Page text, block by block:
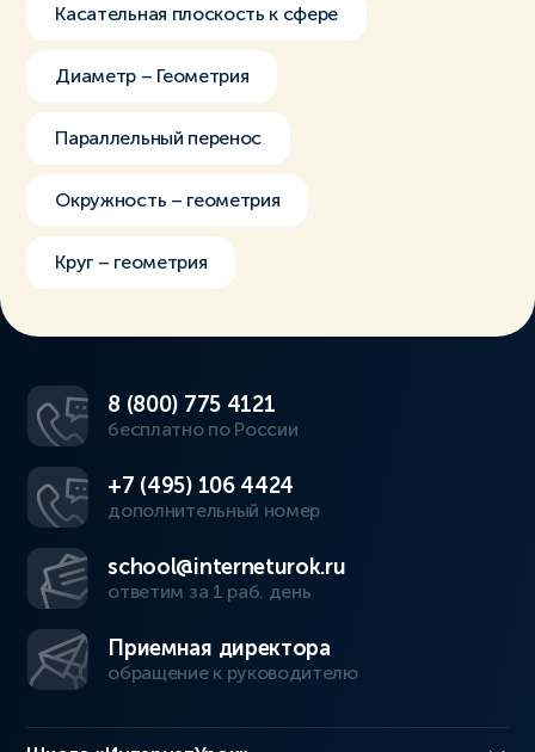
Касательная плоскость к сфере
Диаметр – Геометрия
Параллельный перенос
Окружность – геометрия
Круг – геометрия
8 (800) 775 4121
бесплатно по России
+7 (495) 106 4424
дополнительный номер
school@interneturok.ru
ответим за 1 раб. день
Приемная директора
обращение к руководителю